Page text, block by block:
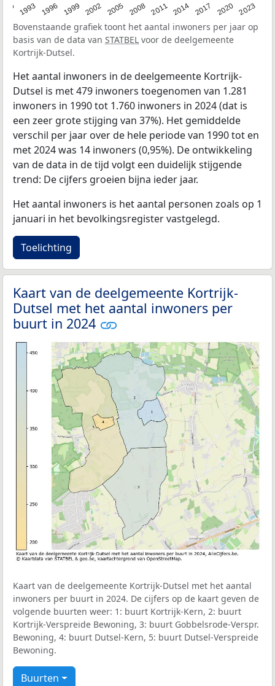
1993 1996 1999 2002 2005 2008 2011 2014 2017 2020 2023
Bovenstaande grafiek toont het aantal inwoners per jaar op
basis van de data van STATBEL voor de deelgemeente
Kortrijk-Dutsel.
Het aantal inwoners in de deelgemeente Kortrijk-
Dutsel is met 479 inwoners toegenomen van 1.281
inwoners in 1990 tot 1.760 inwoners in 2024 (dat is
een zeer grote stijging van 37%). Het gemiddelde
verschil per jaar over de hele periode van 1990 tot en
met 2024 was 14 inwoners (0,95%). De ontwikkeling
van de data in de tijd volgt een duidelijk stijgende
trend: De cijfers groeien bijna ieder jaar.
Het aantal inwoners is het aantal personen zoals op 1
januari in het bevolkingsregister vastgelegd.
Toelichting
Kaart van de deelgemeente Kortrijk-
Dutsel met het aantal inwoners per
buurt in 2024
Kaart van de deelgemeente Kortrijk-Dutsel met het aantal
inwoners per buurt in 2024. De cijfers op de kaart geven de
volgende buurten weer: 1: buurt Kortrijk-Kern, 2: buurt
Kortrijk-Verspreide Bewoning, 3: buurt Gobbelsrode-Verspr.
Bewoning, 4: buurt Dutsel-Kern, 5: buurt Dutsel-Verspreide
Bewoning.
Buurten